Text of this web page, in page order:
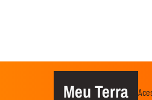
Meu Terra